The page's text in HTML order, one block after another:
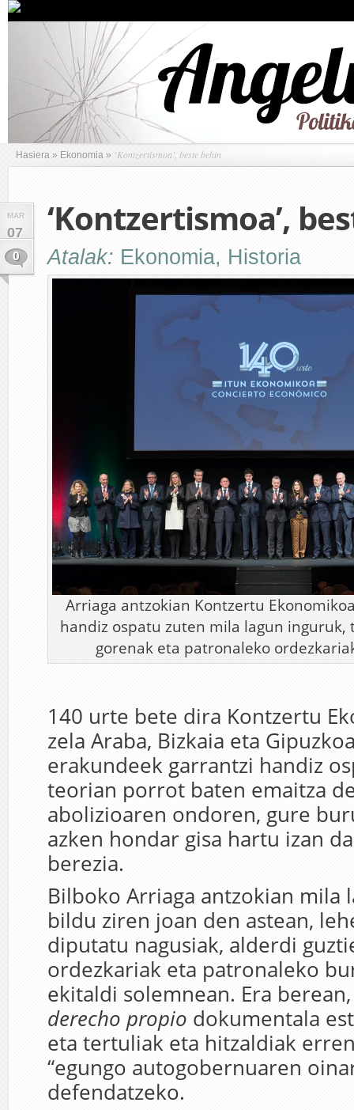
Hasiera » Ekonomia » ‘Kontzertismoa’, beste behin
MAR
07
0
‘Kontzertismoa’,
Atalak: Ekonomia, Historia
Arriaga antzokian Kontzertu
handiz ospatu zuten mila lagun
gorenak eta patronaleko
140 urte bete dira Kontzertu
zela Araba, Bizkaia eta
erakundeek garrantzi handiz
teorian porrot baten emaitza
abolizioaren ondoren, gure
azken hondar gisa hartu izan
berezia.
Bilboko Arriaga antzokian mila
bildu ziren joan den astean,
diputatu nagusiak, alderdi
ordezkariak eta patronaleko
ekitaldi solemnean. Era
derecho propio dokumentala
eta tertuliak eta hitzaldiak
“egungo autogobernuaren
defendatzeko.